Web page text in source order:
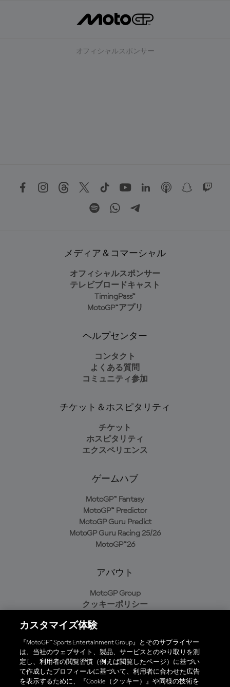
オフィシャルスポンサー
メディア＆コマーシャル
オフィシャルスポンサー
テレビブロードキャスト
TimingPass™
MotoGP™アプリ
ヘルプセンター
コンタクト
よくある質問
コミュニティ参加
チケット＆ホスピタリティ
チケット
ホスピタリティ
エクスペリエンス
ゲームハブ
MotoGP™ Fantasy
MotoGP™ Predictor
MotoGP Guru Predict
MotoGP Guru Racing 25/26
MotoGP™26
アバウト
MotoGP Group
クッキーポリシー
プライバシーポリシー
購入ポリシー
オフィシャルアプリ
カスタマイズ体験
『MotoGP™ Sports Entertainment Group』とそのサプライヤー
は、当社のウェブサイト、製品、サービスとのやり取りを測
定し、利用者の閲覧習慣（例えば閲覧したページ）に基づい
て作成したプロフィールに基づいて、利用者に合わせた広告
を表示するために、『Cookie（クッキー）』や同様の技術を